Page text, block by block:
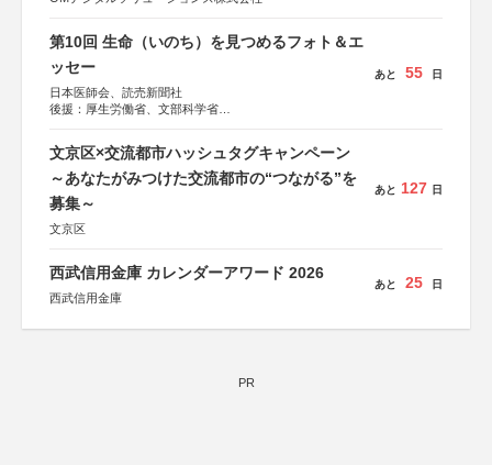
第10回 生命（いのち）を見つめるフォト＆エ
ッセー
日本医師会、読売新聞社
後援：厚生労働省、文部科学省
しん生命保険株式会社
あと 55 日
文京区×交流都市ハッシュタグキャンペーン
～あなたがみつけた交流都市の“つながる”を
募集～
文京区
あと 127 日
西武信用金庫 カレンダーアワード 2026
西武信用金庫
あと 25 日
PR